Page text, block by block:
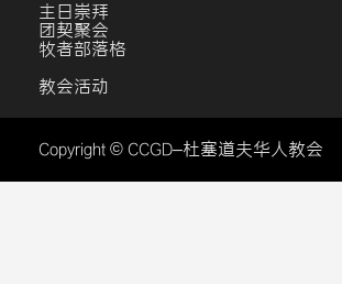
主日崇拜
团契聚会
牧者部落格
教会活动
Copyright © CCGD–杜塞道夫华人教会